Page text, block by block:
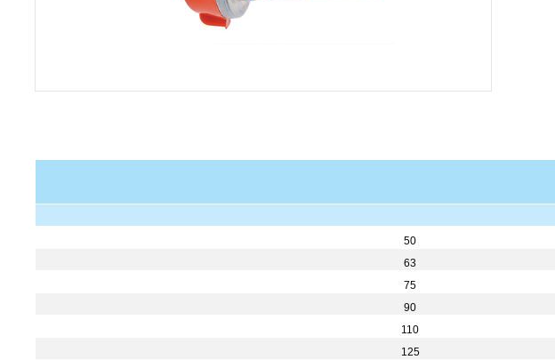
50
63
75
90
110
125